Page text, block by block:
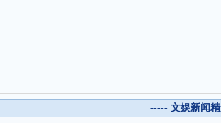
----- 文娱新闻